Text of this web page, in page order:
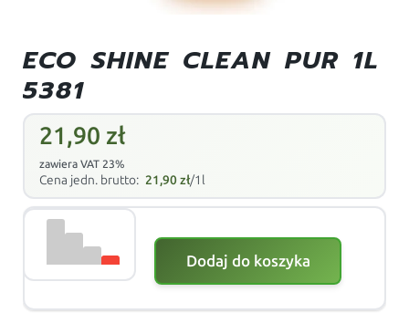
ECO SHINE CLEAN PUR 1L
5381
21,90 zł
zawiera VAT 23%
Cena jedn. brutto: 21,90zł/1l
Dodaj do koszyka